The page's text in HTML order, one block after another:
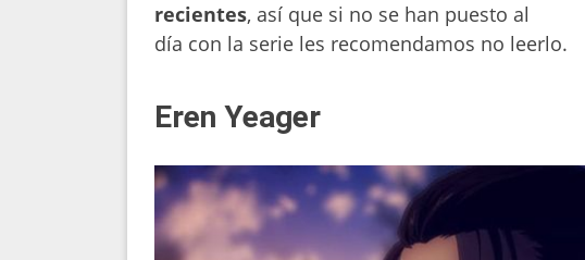
recientes, así que si no se han puesto al
día con la serie les recomendamos no leerlo.
Eren Yeager